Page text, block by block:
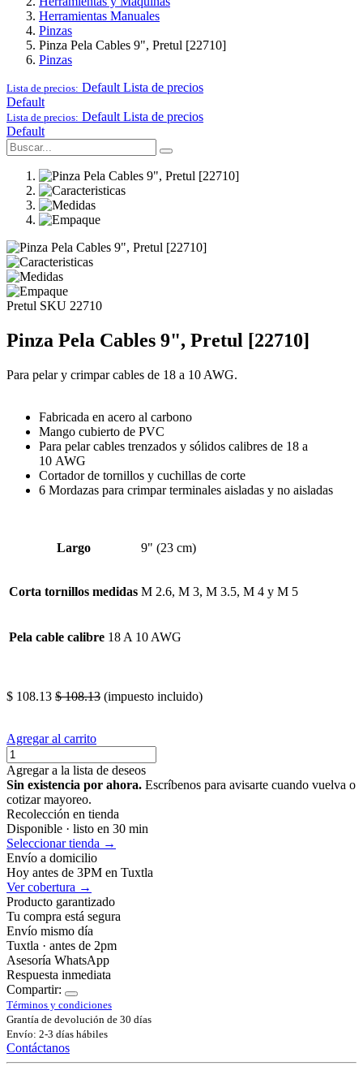
Herramientas Manuales
Pinzas
Pinza Pela Cables 9", Pretul [22710]
Pinzas
Lista de precios: Default Lista de precios
Default
Lista de precios: Default Lista de precios
Default
Pretul SKU 22710
Pinza Pela Cables 9", Pretul [22710]
Para pelar y crimpar cables de 18 a 10 AWG.
Fabricada en acero al carbono
Mango cubierto de PVC
Para pelar cables trenzados y sólidos calibres de 18 a
10 AWG
Cortador de tornillos y cuchillas de corte
6 Mordazas para crimpar terminales aisladas y no aisladas
Largo 9" (23 cm)
Corta tornillos medidas M 2.6, M 3, M 3.5, M 4 y M 5
Pela cable calibre 18 A 10 AWG
$ 108.13 $108.13 (impuesto incluido)
Agregar al carrito
Agregar a la lista de deseos
Sin existencia por ahora. Escríbenos para avisarte cuando vuelva o
cotizar mayoreo.
Recolección en tienda
Disponible · listo en 30 min
Seleccionar tienda →
Envío a domicilio
Hoy antes de 3PM en Tuxtla
Ver cobertura →
Producto garantizado
Tu compra está segura
Envío mismo día
Tuxtla · antes de 2pm
Asesoría WhatsApp
Respuesta inmediata
Compartir:
Términos y condiciones
Grantía de devolución de 30 días
Envío: 2-3 días hábiles
Contáctanos